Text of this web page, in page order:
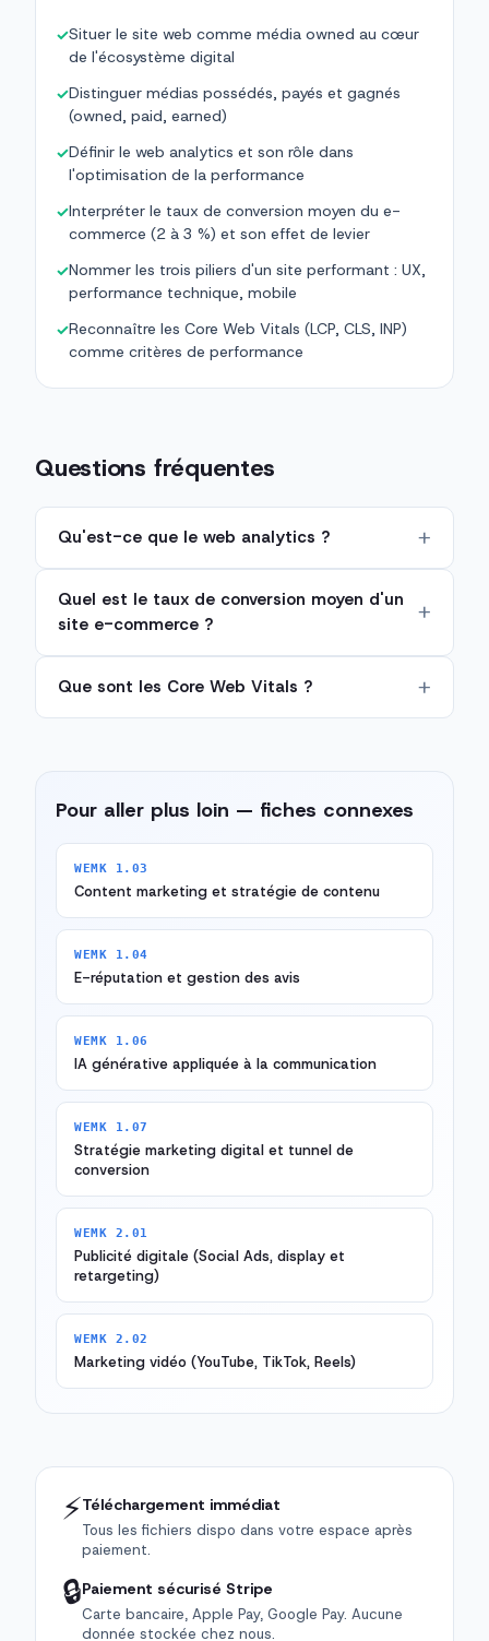
✓Situer le site web comme média owned au cœur
de l'écosystème digital
✓Distinguer médias possédés, payés et gagnés
(owned, paid, earned)
✓Définir le web analytics et son rôle dans
l'optimisation de la performance
✓Interpréter le taux de conversion moyen du e-
commerce (2 à 3 %) et son effet de levier
✓Nommer les trois piliers d'un site performant : UX,
performance technique, mobile
✓Reconnaître les Core Web Vitals (LCP, CLS, INP)
comme critères de performance
Questions fréquentes
Qu'est-ce que le web analytics ?
Quel est le taux de conversion moyen d'un
site e-commerce ?
Que sont les Core Web Vitals ?
Pour aller plus loin — fiches connexes
WEMK 1.03
Content marketing et stratégie de contenu
WEMK 1.04
E-réputation et gestion des avis
WEMK 1.06
IA générative appliquée à la communication
WEMK 1.07
Stratégie marketing digital et tunnel de
conversion
WEMK 2.01
Publicité digitale (Social Ads, display et
retargeting)
WEMK 2.02
Marketing vidéo (YouTube, TikTok, Reels)
⚡Téléchargement immédiat
Tous les fichiers dispo dans votre espace après
paiement.
🔒Paiement sécurisé Stripe
Carte bancaire, Apple Pay, Google Pay. Aucune
donnée stockée chez nous.